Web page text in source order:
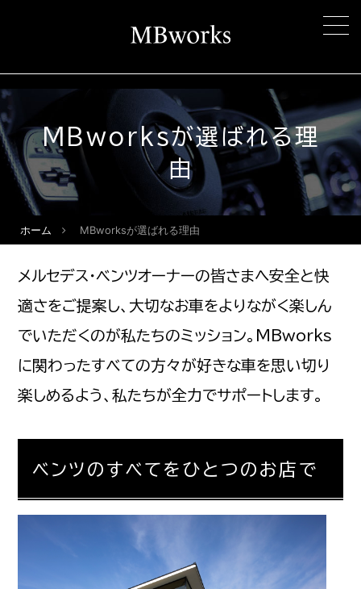
MBworksが選ばれる理
由
ホーム MBworksが選ばれる理由
メルセデス・ベンツオーナーの皆さまへ安全と快
適さをご提案し、大切なお車をよりながく楽しん
でいただくのが私たちのミッション。MBworks
に関わったすべての方々が好きな車を思い切り
楽しめるよう、私たちが全力でサポートします。
ベンツのすべてをひとつのお店で